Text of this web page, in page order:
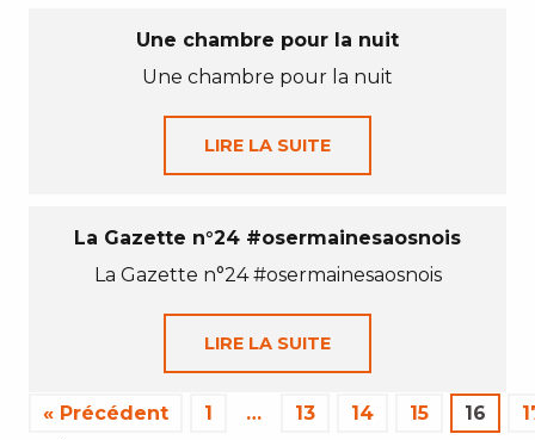
Une chambre pour la nuit
Une chambre pour la nuit
LIRE LA SUITE
La Gazette n°24 #osermainesaosnois
La Gazette n°24 #osermainesaosnois
LIRE LA SUITE
« Précédent 1 … 13 14 15 16